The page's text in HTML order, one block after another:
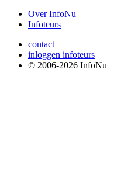
Over InfoNu
Infoteurs
contact
inloggen infoteurs
© 2006-2026 InfoNu